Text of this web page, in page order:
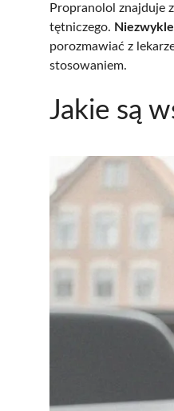
Propranolol znajduje
tętniczego.
porozmawiać z
stosowaniem.
Jakie są